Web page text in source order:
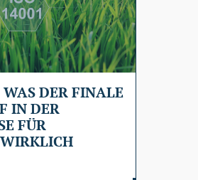
DER FINALE
IN DER
FÜR